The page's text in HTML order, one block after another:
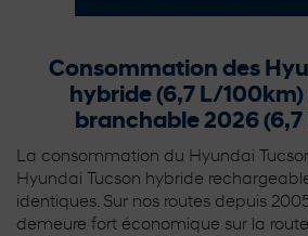
Consommation des
hybride (6,7 L/
branchable 2026
La consommation du Hyundai
Hyundai Tucson hybride
identiques. Sur nos routes depuis
demeure fort économique sur la